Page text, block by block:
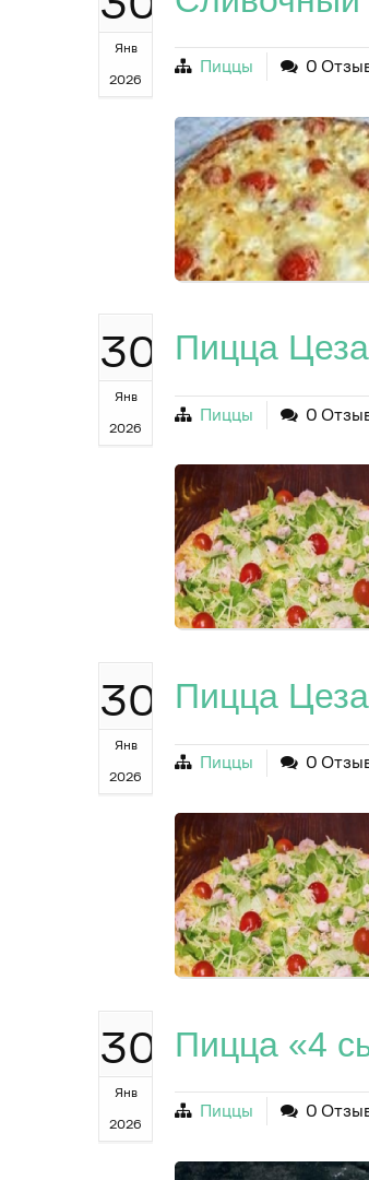
Янв
2026
Пиццы 0
30
Янв
2026
Пицца
Пиццы 0
30
Янв
2026
Пицца
Пиццы 0
30
Янв
2026
Пицца «4
Пиццы 0